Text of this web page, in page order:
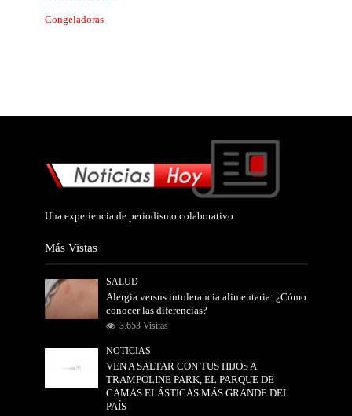
Congeladoras
Una experiencia de periodismo colaborativo
Más Vistas
SALUD
Alergia versus intolerancia alimentaria: ¿Cómo
conocer las diferencias?
3.653 Visitas
NOTICIAS
VEN A SALTAR CON TUS HIJOS A
TRAMPOLINE PARK, EL PARQUE DE
CAMAS ELÁSTICAS MÁS GRANDE DEL
PAÍS